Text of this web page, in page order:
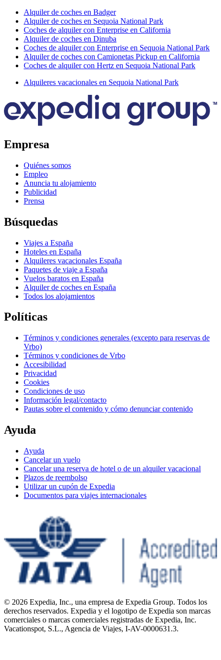
Alquiler de coches en Badger
Alquiler de coches en Sequoia National Park
Coches de alquiler con Enterprise en California
Alquiler de coches en Dinuba
Coches de alquiler con Enterprise en Sequoia National Park
Alquiler de coches con Camionetas Pickup en California
Coches de alquiler con Hertz en Sequoia National Park
Alquileres vacacionales en Sequoia National Park
Empresa
Quiénes somos
Empleo
Anuncia tu alojamiento
Publicidad
Prensa
Búsquedas
Viajes a España
Hoteles en España
Alquileres vacacionales España
Paquetes de viaje a España
Vuelos baratos en España
Alquiler de coches en España
Todos los alojamientos
Políticas
Términos y condiciones generales (excepto para reservas de
Vrbo)
Términos y condiciones de Vrbo
Accesibilidad
Privacidad
Cookies
Condiciones de uso
Información legal/contacto
Pautas sobre el contenido y cómo denunciar contenido
Ayuda
Ayuda
Cancelar un vuelo
Cancelar una reserva de hotel o de un alquiler vacacional
Plazos de reembolso
Utilizar un cupón de Expedia
Documentos para viajes internacionales
© 2026 Expedia, Inc., una empresa de Expedia Group. Todos los
derechos reservados. Expedia y el logotipo de Expedia son marcas
comerciales o marcas comerciales registradas de Expedia, Inc.
Vacationspot, S.L., Agencia de Viajes, I-AV-0000631.3.